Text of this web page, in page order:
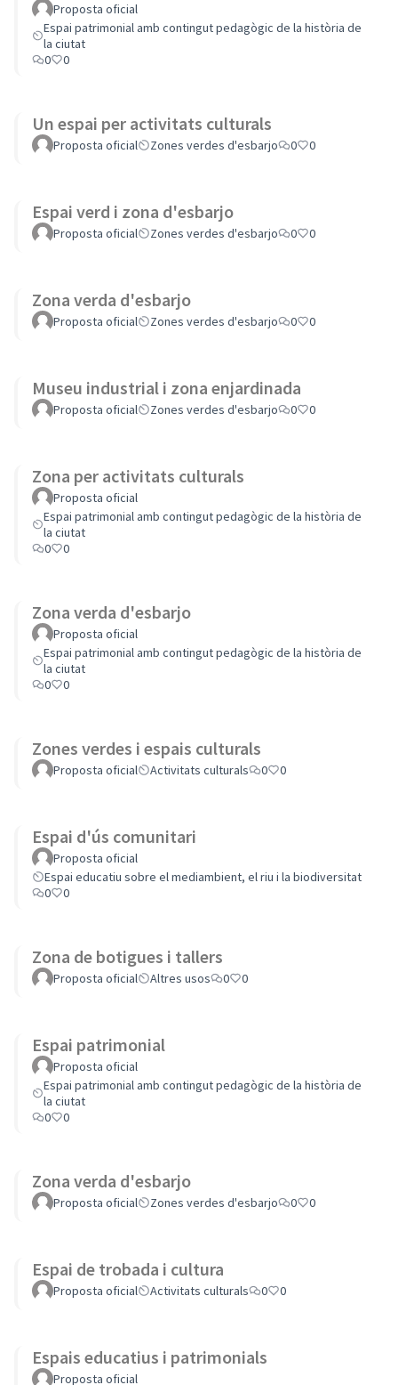
Proposta oficial
Espai patrimonial amb contingut pedagògic de la història de
la ciutat
0
0
Un espai per activitats culturals
Proposta oficial Zones verdes d'esbarjo 0 0
Espai verd i zona d'esbarjo
Proposta oficial Zones verdes d'esbarjo 0 0
Zona verda d'esbarjo
Proposta oficial Zones verdes d'esbarjo 0 0
Museu industrial i zona enjardinada
Proposta oficial Zones verdes d'esbarjo 0 0
Zona per activitats culturals
Proposta oficial
Espai patrimonial amb contingut pedagògic de la història de
la ciutat
0
0
Zona verda d'esbarjo
Proposta oficial
Espai patrimonial amb contingut pedagògic de la història de
la ciutat
0
0
Zones verdes i espais culturals
Proposta oficial Activitats culturals 0 0
Espai d'ús comunitari
Proposta oficial
Espai educatiu sobre el mediambient, el riu i la biodiversitat
0
0
Zona de botigues i tallers
Proposta oficial Altres usos 0 0
Espai patrimonial
Proposta oficial
Espai patrimonial amb contingut pedagògic de la història de
la ciutat
0
0
Zona verda d'esbarjo
Proposta oficial Zones verdes d'esbarjo 0 0
Espai de trobada i cultura
Proposta oficial Activitats culturals 0 0
Espais educatius i patrimonials
Proposta oficial